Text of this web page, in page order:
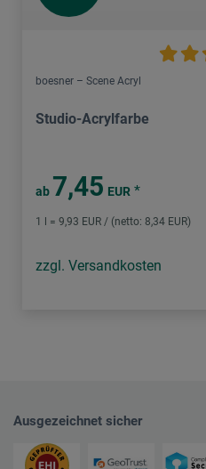
boesner – Scene Acryl
Studio-Acrylfarbe
ab 7,45 EUR *
1 l = 9,93 EUR / (netto: 8,34 EUR)
zzgl. Versandkosten
Ausgezeichnet sicher